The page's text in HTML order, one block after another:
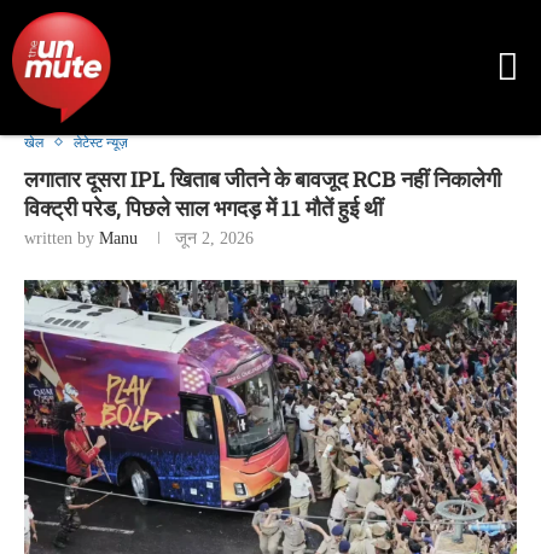
खेल लेटेस्ट न्यूज़
लगातार दूसरा IPL खिताब जीतने के बावजूद RCB नहीं निकालेगी
विक्ट्री परेड, पिछले साल भगदड़ में 11 मौतें हुई थीं
written by Manu जून 2, 2026